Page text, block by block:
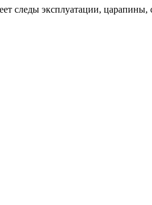
следы эксплуатации, царапины,